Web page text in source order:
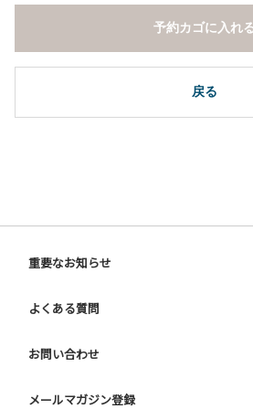
１．全室禁煙です。
２．動物（ペット類）の同伴はご遠慮
３．備品の持ち出しはしないでくださ
４．ご訪問客と常設テント内での面会
戻る
予約カゴに入れ
重要なお知らせ
よくある質問
お問い合わせ
メールマガジン登録